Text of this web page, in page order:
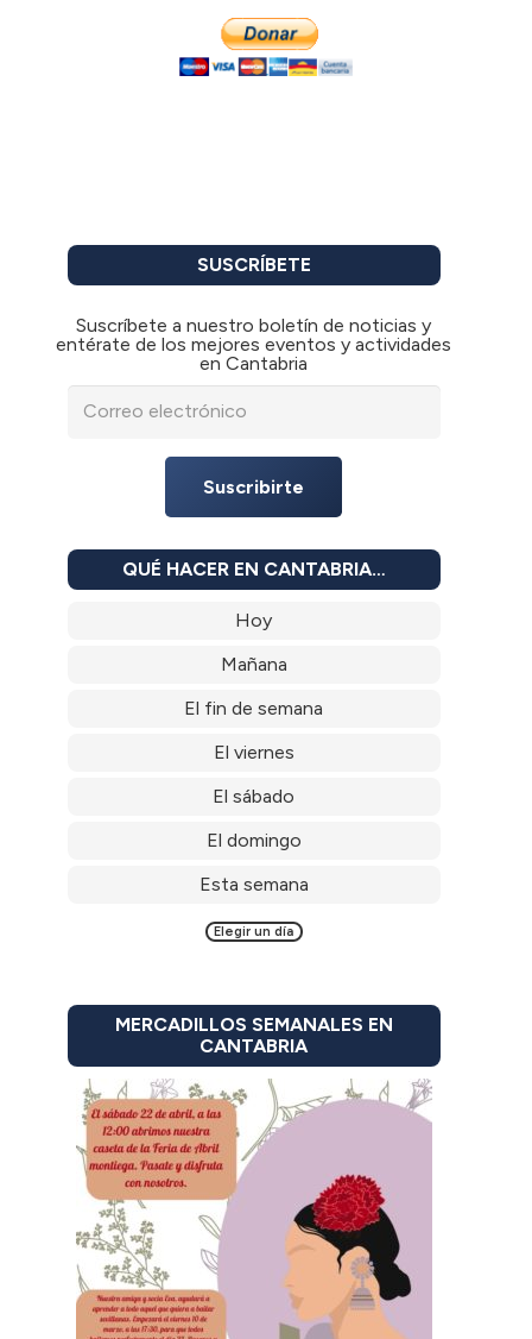
SUSCRÍBETE
Suscríbete a nuestro boletín de noticias y
entérate de los mejores eventos y actividades
en Cantabria
Suscribirte
QUÉ HACER EN CANTABRIA…
Hoy
Mañana
El fin de semana
El viernes
El sábado
El domingo
Esta semana
Elegir un día
MERCADILLOS SEMANALES EN
CANTABRIA